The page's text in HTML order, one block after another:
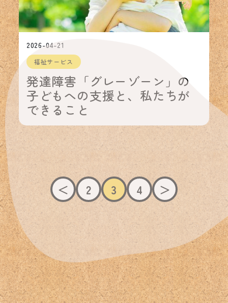
2026-04-21
福祉サービス
発達障害「グレーゾーン」の
子どもへの支援と、私たちが
できること
＜ 2 3 4 ＞